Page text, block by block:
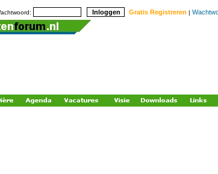
Gratis Registreren |